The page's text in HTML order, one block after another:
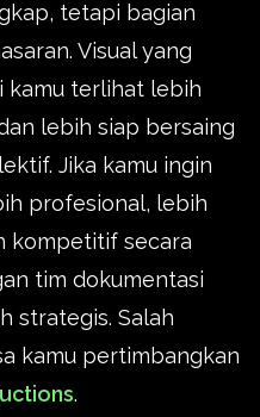
tetapi bagian
Visual yang
terlihat lebih
lebih siap bersaing
Jika kamu ingin
profesional, lebih
kompetitif secara
tim dokumentasi
strategis. Salah
kamu pertimbangkan
.